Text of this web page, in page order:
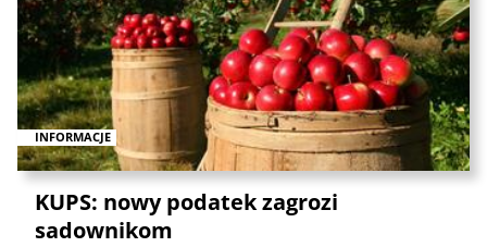
INFORMACJE
KUPS: nowy podatek zagrozi
sadownikom